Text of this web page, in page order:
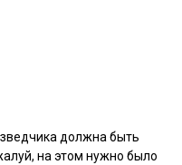
должна быть
на этом нужно было